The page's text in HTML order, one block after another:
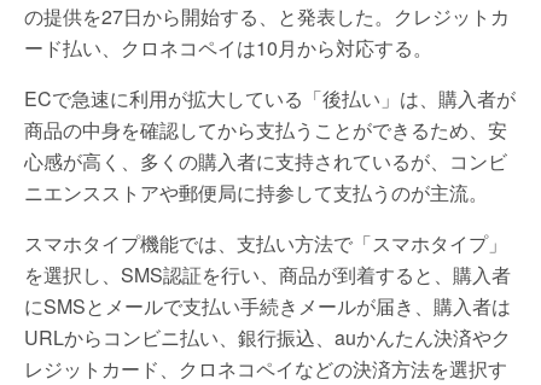
の提供を27日から開始する、と発表した。クレジットカ
ード払い、クロネコペイは10月から対応する。
ECで急速に利用が拡大している「後払い」は、購入者が
商品の中身を確認してから支払うことができるため、安
心感が高く、多くの購入者に支持されているが、コンビ
ニエンスストアや郵便局に持参して支払うのが主流。
スマホタイプ機能では、支払い方法で「スマホタイプ」
を選択し、SMS認証を行い、商品が到着すると、購入者
にSMSとメールで支払い手続きメールが届き、購入者は
URLからコンビニ払い、銀行振込、auかんたん決済やク
レジットカード、クロネコペイなどの決済方法を選択す